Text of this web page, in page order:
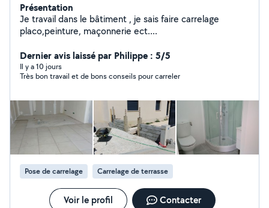
Présentation
Je travail dans le bâtiment , je sais faire carrelage
placo,peinture, maçonnerie ect....
Dernier avis laissé par Philippe : 5/5
Il y a 10 jours
Très bon travail et de bons conseils pour carreler
Pose de carrelage Carrelage de terrasse
Voir le profil Contacter